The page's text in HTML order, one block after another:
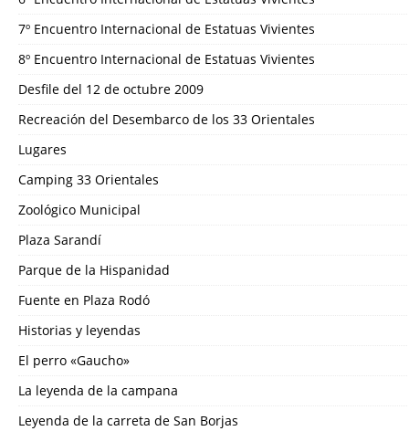
7º Encuentro Internacional de Estatuas Vivientes
8º Encuentro Internacional de Estatuas Vivientes
Desfile del 12 de octubre 2009
Recreación del Desembarco de los 33 Orientales
Lugares
Camping 33 Orientales
Zoológico Municipal
Plaza Sarandí
Parque de la Hispanidad
Fuente en Plaza Rodó
Historias y leyendas
El perro «Gaucho»
La leyenda de la campana
Leyenda de la carreta de San Borjas